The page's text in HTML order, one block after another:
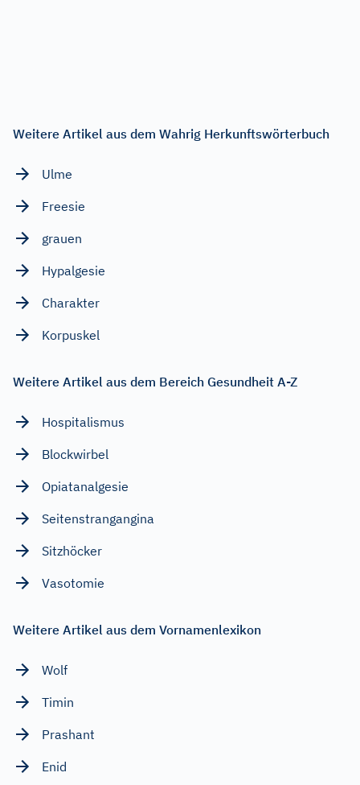
Weitere Artikel aus dem Wahrig Herkunftswörterbuch
Ulme
Freesie
grauen
Hypalgesie
Charakter
Korpuskel
Weitere Artikel aus dem Bereich Gesundheit A-Z
Hospitalismus
Blockwirbel
Opiatanalgesie
Seitenstrangangina
Sitzhöcker
Vasotomie
Weitere Artikel aus dem Vornamenlexikon
Wolf
Timin
Prashant
Enid